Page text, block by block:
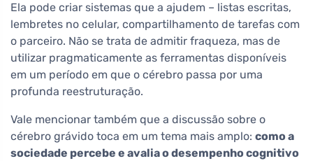
Ela pode criar sistemas que a ajudem – listas escritas,
lembretes no celular, compartilhamento de tarefas com
o parceiro. Não se trata de admitir fraqueza, mas de
utilizar pragmaticamente as ferramentas disponíveis
em um período em que o cérebro passa por uma
profunda reestruturação.
Vale mencionar também que a discussão sobre o
cérebro grávido toca em um tema mais amplo: como a
sociedade percebe e avalia o desempenho cognitivo